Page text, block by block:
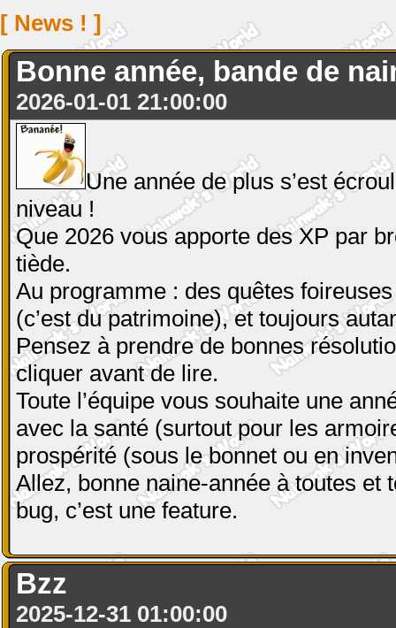
[ News ! ]
Bonne année, bande de
2026-01-01 21:00:00
Une année de plus s’est
niveau !
Que 2026 vous apporte des XP par
tiède.
Au programme : des quêtes
(c’est du patrimoine), et toujours
Pensez à prendre de bonnes
cliquer avant de lire.
Toute l’équipe vous souhaite une
avec la santé (surtout pour les
prospérité (sous le bonnet ou en
Allez, bonne naine-année à toutes et
bug, c’est une feature.
Bzz
2025-12-31 01:00:00